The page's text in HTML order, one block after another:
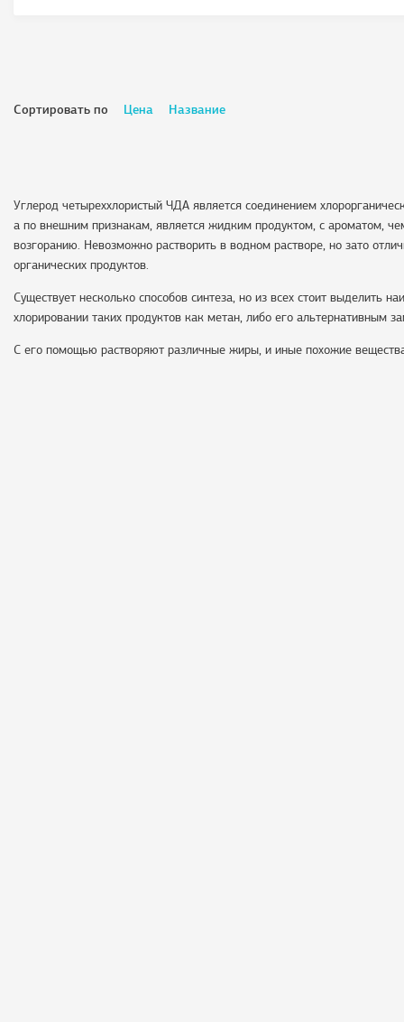
Сортировать по Цена Название
Углерод четыреххлористый ЧДА является соединением
а по внешним признакам, является жидким продуктом, с ароматом,
возгоранию. Невозможно растворить в водном растворе, но зато
органических продуктов.
Существует несколько способов синтеза, но из всех стоит выделить
хлорировании таких продуктов как метан, либо его альтернативным
С его помощью растворяют различные жиры, и иные похожие